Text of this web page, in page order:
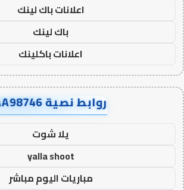
اعلانات باك لينك
باك لينك
اعلانات باكلينك
روابط نصية AA98746
يلا شوت
yalla shoot
مباريات اليوم مباشر